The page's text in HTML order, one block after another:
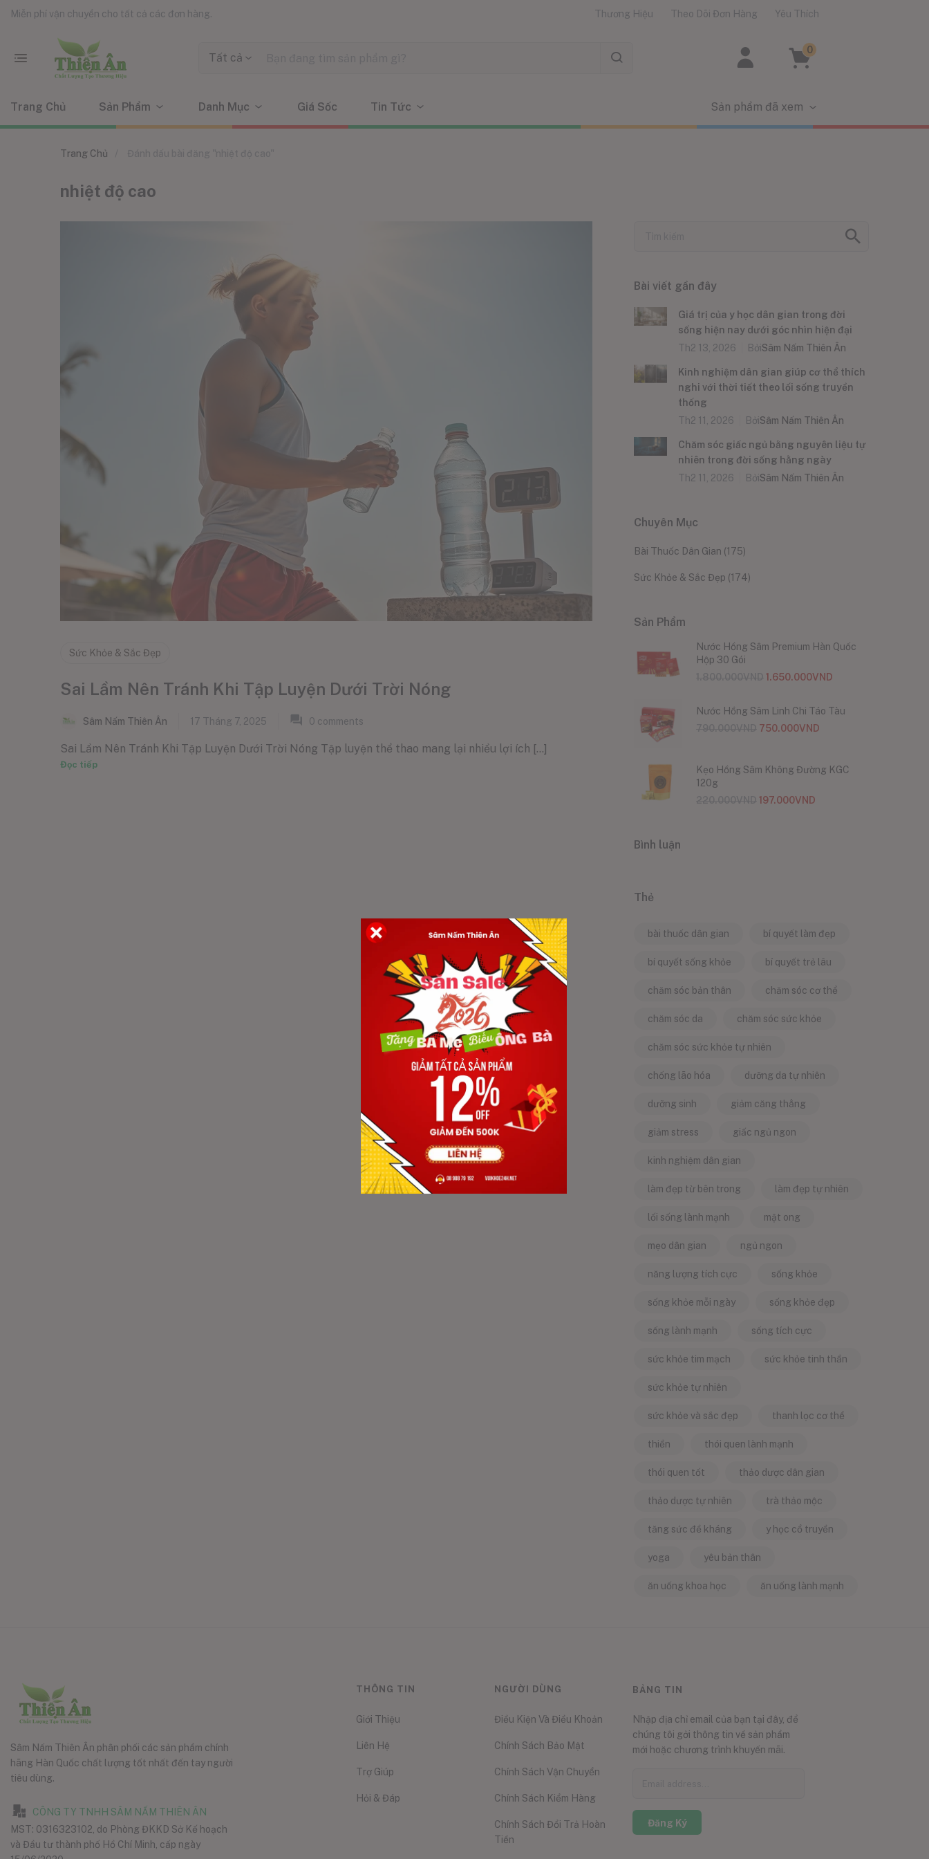
Miễn phí vận chuyển cho tất cả các đơn hàng. Thương Hiệu Theo Dõi Đơn Hàng Yêu Thích
Tất cả
0
Trang Chủ Sản Phẩm Danh Mục Giá Sốc Tin Tức Sản phẩm đã xem
Trang Chủ
nhiệt độ cao
Sức Khỏe & Sắc Đẹp
Sai Lầm Nên Tránh Khi Tập Luyện Dưới Trời Nóng
Sâm Nấm Thiên Ân 17 Tháng 7, 2025 0 comments
Sai Lầm Nên Tránh Khi Tập Luyện Dưới Trời Nóng Tập luyện thể thao mang lại nhiều lợi ích [...]
Đọc tiếp
Bài viết gần đây
Giá trị của y học dân gian trong đời
sống hiện nay dưới góc nhìn hiện đại
Th2 13, 2026
BởiSâm Nấm Thiên Ân
Kinh nghiệm dân gian giúp cơ thể thích
nghi với thời tiết theo lối sống truyền
thống
Th2 11, 2026
BởiSâm Nấm Thiên Ân
Chăm sóc giấc ngủ bằng nguyên liệu tự
nhiên trong đời sống hằng ngày
Th2 11, 2026
BởiSâm Nấm Thiên Ân
Chuyên Mục
Bài Thuốc Dân Gian (175)
Sức Khỏe & Sắc Đẹp (174)
Sản Phẩm
Nước Hồng Sâm Premium Hàn Quốc
Hộp 30 Gói
1.650.000VND
Nước Hồng Sâm Linh Chi Táo Tàu
750.000VND
Kẹo Hồng Sâm Không Đường KGC
120g
197.000VND
Bình luận
Thẻ
bài thuốc dân gian bí quyết làm đẹp
bí quyết sống khỏe bí quyết trẻ lâu
chăm sóc bản thân chăm sóc cơ thể
chăm sóc da chăm sóc sức khỏe
chăm sóc sức khỏe tự nhiên
chống lão hóa dưỡng da tự nhiên
dưỡng sinh giảm căng thẳng
giảm stress giấc ngủ ngon
kinh nghiệm dân gian
làm đẹp từ bên trong làm đẹp tự nhiên
lối sống lành mạnh mật ong
mẹo dân gian ngủ ngon
năng lượng tích cực sống khỏe
sống khỏe mỗi ngày sống khỏe đẹp
sống lành mạnh sống tích cực
sức khỏe tim mạch sức khỏe tinh thần
sức khỏe tự nhiên
sức khỏe và sắc đẹp thanh lọc cơ thể
thiền thói quen lành mạnh
thói quen tốt thảo dược dân gian
thảo dược tự nhiên trà thảo mộc
tăng sức đề kháng y học cổ truyền
yoga yêu bản thân
ăn uống khoa học ăn uống lành mạnh
Sâm Nấm Thiên Ân phân phối các sản phẩm chính
hãng Hàn Quốc chất lượng tốt nhất đến tay người
tiêu dùng.
CÔNG TY TNHH SÂM NẤM THIÊN ÂN
MST: 0316323102, do Phòng ĐKKD Sở Kế hoạch
và Đầu tư thành phố Hồ Chí Minh, cấp ngày
THÔNG TIN
Giới Thiệu
Liên Hệ
Trợ Giúp
Hỏi & Đáp
NGƯỜI DÙNG
Điều Kiện Và Điều Khoản
Chính Sách Bảo Mật
Chính Sách Vận Chuyển
Chính Sách Kiểm Hàng
Chính Sách Đổi Trả Hoàn
Tiền
BẢNG TIN
Nhập địa chỉ email của bạn tại đây, để
chúng tôi gởi thông tin về sản phẩm
mới hoặc chương trình khuyến mãi.
Đăng Ký